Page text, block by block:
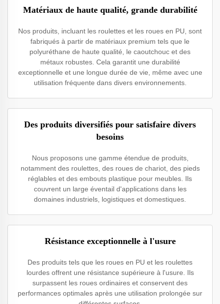
Matériaux de haute qualité, grande durabilité
Nos produits, incluant les roulettes et les roues en PU, sont
fabriqués à partir de matériaux premium tels que le
polyuréthane de haute qualité, le caoutchouc et des
métaux robustes. Cela garantit une durabilité
exceptionnelle et une longue durée de vie, même avec une
utilisation fréquente dans divers environnements.
Des produits diversifiés pour satisfaire divers
besoins
Nous proposons une gamme étendue de produits,
notamment des roulettes, des roues de chariot, des pieds
réglables et des embouts plastique pour meubles. Ils
couvrent un large éventail d'applications dans les
domaines industriels, logistiques et domestiques.
Résistance exceptionnelle à l'usure
Des produits tels que les roues en PU et les roulettes
lourdes offrent une résistance supérieure à l'usure. Ils
surpassent les roues ordinaires et conservent des
performances optimales après une utilisation prolongée sur